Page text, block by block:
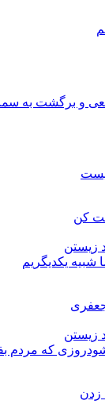
کن
شبیه یکدیگریم
که مردم
زدن